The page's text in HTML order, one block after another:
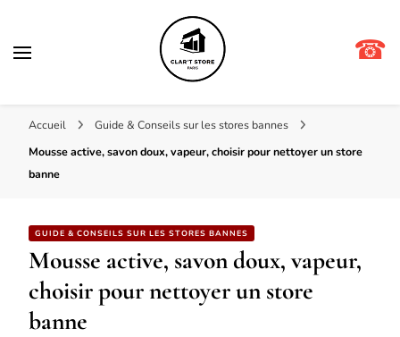
☎
Accueil
Guide & Conseils sur les stores bannes
Mousse active, savon doux, vapeur, choisir pour nettoyer un store
banne
GUIDE & CONSEILS SUR LES STORES BANNES
Mousse active, savon doux, vapeur,
choisir pour nettoyer un store
banne